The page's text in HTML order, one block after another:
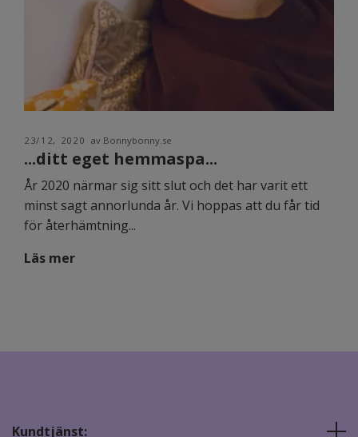
23/12, 2020 av Bonnybonny.se
...ditt eget hemmaspa...
År 2020 närmar sig sitt slut och det har varit ett
minst sagt annorlunda år. Vi hoppas att du får tid
för återhämtning...
Läs mer
Kundtjänst: